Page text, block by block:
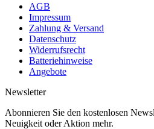
AGB
Impressum
Zahlung & Versand
Datenschutz
Widerrufsrecht
Batteriehinweise
Angebote
Newsletter
Abonnieren Sie den kostenlosen
Neuigkeit oder Aktion mehr.